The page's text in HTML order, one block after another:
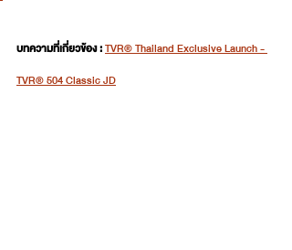
บทความที่เกี่ยวข้อง : TVR® Thailand Exclusive Launch -
TVR® 504 Classic JD